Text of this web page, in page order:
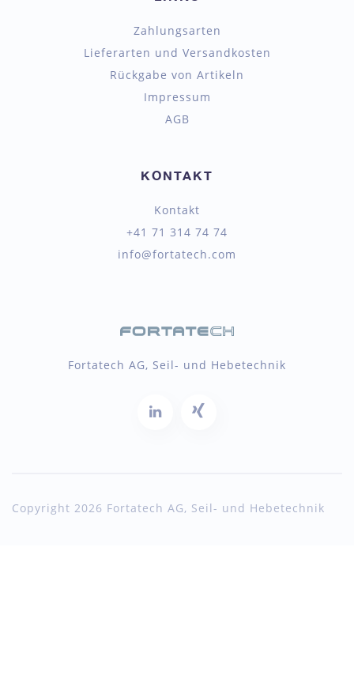
Zahlungsarten
Lieferarten und Versandkosten
Rückgabe von Artikeln
Impressum
AGB
KONTAKT
Kontakt
+41 71 314 74 74
info@fortatech.com
Fortatech AG, Seil- und Hebetechnik
Copyright 2026 Fortatech AG, Seil- und Hebetechnik